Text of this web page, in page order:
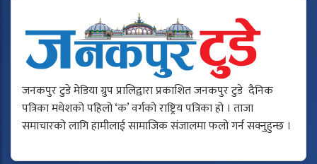
जनकपुर टुडे मेडिया ग्रुप प्रालिद्वारा प्रकाशित जनकपुर टुडे दैनिक
पत्रिका मधेशको पहिलो ‘क’ वर्गको राष्ट्रिय पत्रिका हो । ताजा
समाचारको लागि हामीलाई सामाजिक संजालमा फलो गर्न सक्नुहुन्छ ।